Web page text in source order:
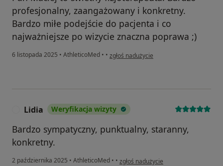
profesjonalny, zaangażowany i konkretny.
Bardzo miłe podejście do pacjenta i co
najważniejsze po wizycie znaczna poprawa ;)
6 listopada 2025 • AthleticoMed • • w opinii użytkownika Małgosia
zgłoś nadużycie
Lidia Weryfikacja wizyty
Bardzo sympatyczny, punktualny, staranny,
konkretny.
2 października 2025 • AthleticoMed • • w opinii użytkownika Lidia
zgłoś nadużycie